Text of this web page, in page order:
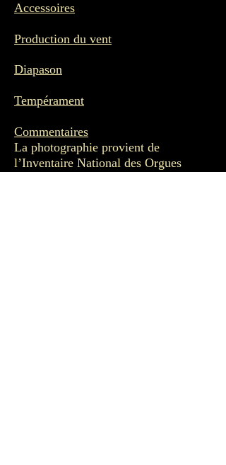
Accessoires
Production du vent
Diapason
Tempérament
Commentaires
La photographie provient de
l’Inventaire National des Orgues